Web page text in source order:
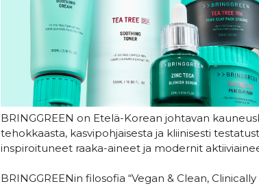
BRINGGREEN on Etelä-Korean johtavan
tehokkaasta, kasvipohjaisesta ja kliinisesti
inspiroituneet raaka-aineet ja modernit
BRINGGREENin filosofia “Vegan & Clean,